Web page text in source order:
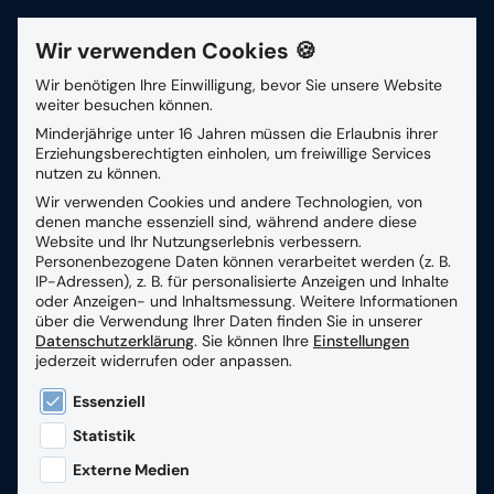
Suchfeld
Suchen
Expertise
Wir verwenden Cookies 🍪
Wir benötigen Ihre Einwilligung, bevor Sie unsere Website
weiter besuchen können.
Minderjährige unter 16 Jahren müssen die Erlaubnis ihrer
Erziehungsberechtigten einholen, um freiwillige Services
nutzen zu können.
Wir verwenden Cookies und andere Technologien, von
denen manche essenziell sind, während andere diese
Website und Ihr Nutzungserlebnis verbessern.
Personenbezogene Daten können verarbeitet werden (z. B.
IP-Adressen), z. B. für personalisierte Anzeigen und Inhalte
oder Anzeigen- und Inhaltsmessung. Weitere Informationen
über die Verwendung Ihrer Daten finden Sie in unserer
Datenschutzerklärung. Sie können Ihre Einstellungen
jederzeit widerrufen oder anpassen.
Es folgt eine Liste der Service-Gruppen, für die
Essenziell
Statistik
Externe Medien